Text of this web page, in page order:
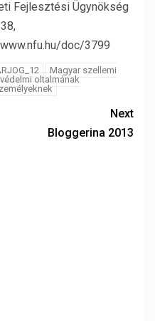
Fejlesztési Ügynökség
doc/3799
Magyar szellemi
oltalmának
Next
Bloggerina 2013